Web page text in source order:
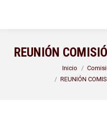
REUNIÓN
Inicio
REUNIÓN